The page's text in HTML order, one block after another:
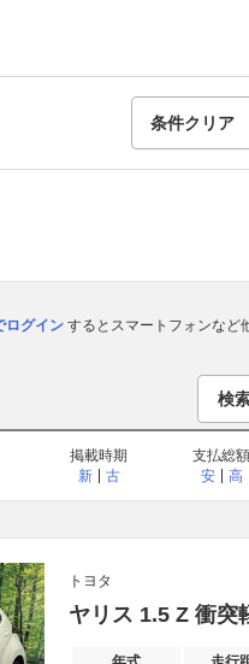
条件クリア
ログインするとスマートフォンなど
検
掲載時期
新
古
支払総額
安
高
トヨタ
ヤリス 1.5 Z 衝突